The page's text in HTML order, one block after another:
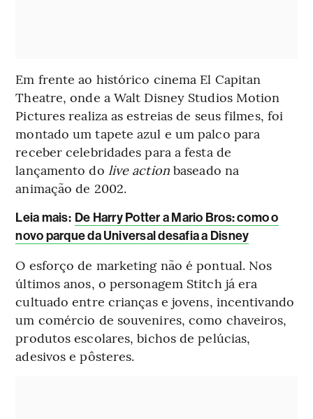
Em frente ao histórico cinema El Capitan
Theatre, onde a Walt Disney Studios Motion
Pictures realiza as estreias de seus filmes, foi
montado um tapete azul e um palco para
receber celebridades para a festa de
lançamento do live action baseado na
animação de 2002.
Leia mais: De Harry Potter a Mario Bros: como o
novo parque da Universal desafia a Disney
O esforço de marketing não é pontual. Nos
últimos anos, o personagem Stitch já era
cultuado entre crianças e jovens, incentivando
um comércio de souvenires, como chaveiros,
produtos escolares, bichos de pelúcias,
adesivos e pôsteres.